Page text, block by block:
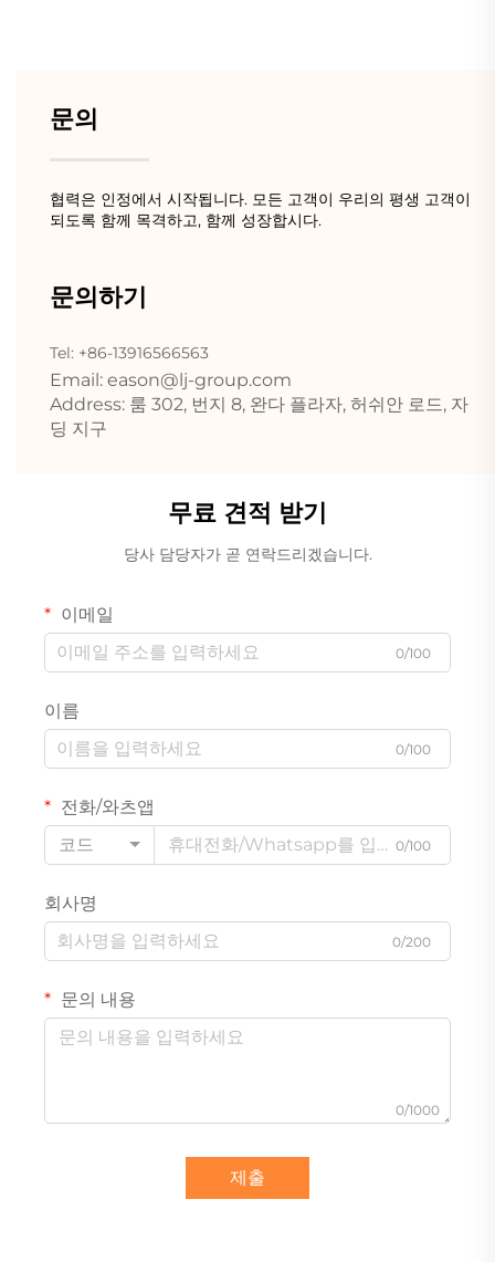
문의
협력은 인정에서 시작됩니다. 모든 고객이 우리의 평생 고객이
되도록 함께 목격하고, 함께 성장합시다.
문의하기
Tel: +86-13916566563
Email: eason@lj-group.com
Address: 룸 302, 번지 8, 완다 플라자, 허쉬안 로드, 자
딩 지구
무료 견적 받기
당사 담당자가 곧 연락드리겠습니다.
이메일
0/100
이름
0/100
전화/와츠앱
코드
0/100
회사명
0/200
문의 내용
0/1000
제출